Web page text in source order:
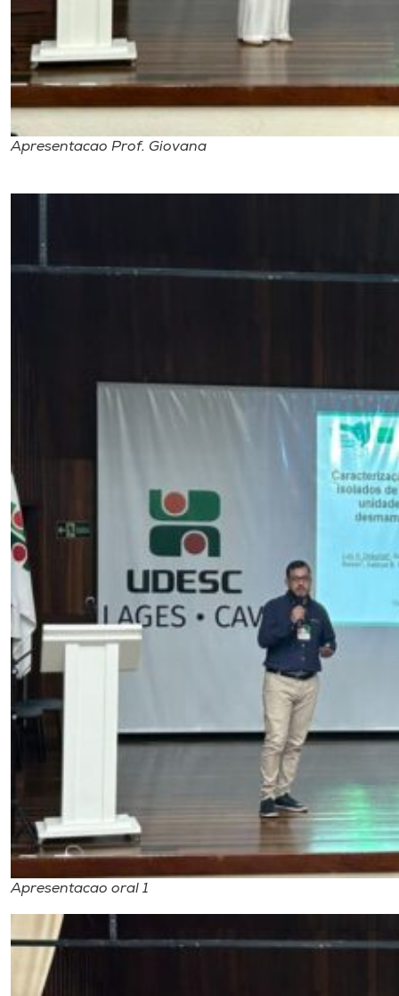
Apresentacao Prof. Giovana
Apresentacao oral 1